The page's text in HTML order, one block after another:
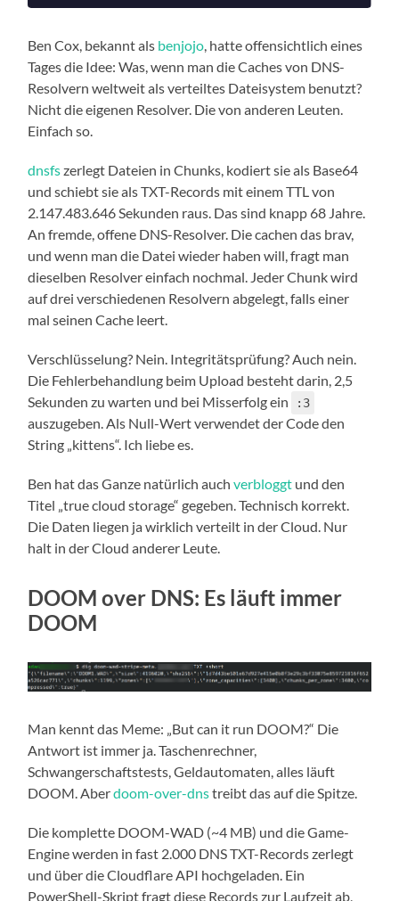
Ben Cox, bekannt als benjojo , hatte offensichtlich eines
Tages die Idee: Was, wenn man die Caches von DNS-
Resolvern weltweit als verteiltes Dateisystem benutzt?
Nicht die eigenen Resolver. Die von anderen Leuten.
Einfach so.
dnsfszerlegt Dateien in Chunks, kodiert sie als Base64
und schiebt sie als TXT-Records mit einem TTL von
2.147.483.646 Sekunden raus. Das sind knapp 68 Jahre.
An fremde, offene DNS-Resolver. Die cachen das brav,
und wenn man die Datei wieder haben will, fragt man
dieselben Resolver einfach nochmal. Jeder Chunk wird
auf drei verschiedenen Resolvern abgelegt, falls einer
mal seinen Cache leert.
Verschlüsselung? Nein. Integritätsprüfung? Auch nein.
Die Fehlerbehandlung beim Upload besteht darin, 2,5
Sekunden zu warten und bei Misserfolg ein
:3
auszugeben. Als Null-Wert verwendet der Code den
String „kittens“. Ich liebe es.
Ben hat das Ganze natürlich auchverbloggt und den
Titel „true cloud storage“ gegeben. Technisch korrekt.
Die Daten liegen ja wirklich verteilt in der Cloud. Nur
halt in der Cloud anderer Leute.
DOOM over DNS: Es läuft immer
DOOM
Man kennt das Meme: „But can it run DOOM?“ Die
Antwort ist immer ja. Taschenrechner,
Schwangerschaftstests, Geldautomaten, alles läuft
DOOM. Aberdoom-over-dnstreibt das auf die Spitze.
Die komplette DOOM-WAD (~4 MB) und die Game-
Engine werden in fast 2.000 DNS TXT-Records zerlegt
und über die Cloudflare API hochgeladen. Ein
PowerShell-Skript fragt diese Records zur Laufzeit ab,